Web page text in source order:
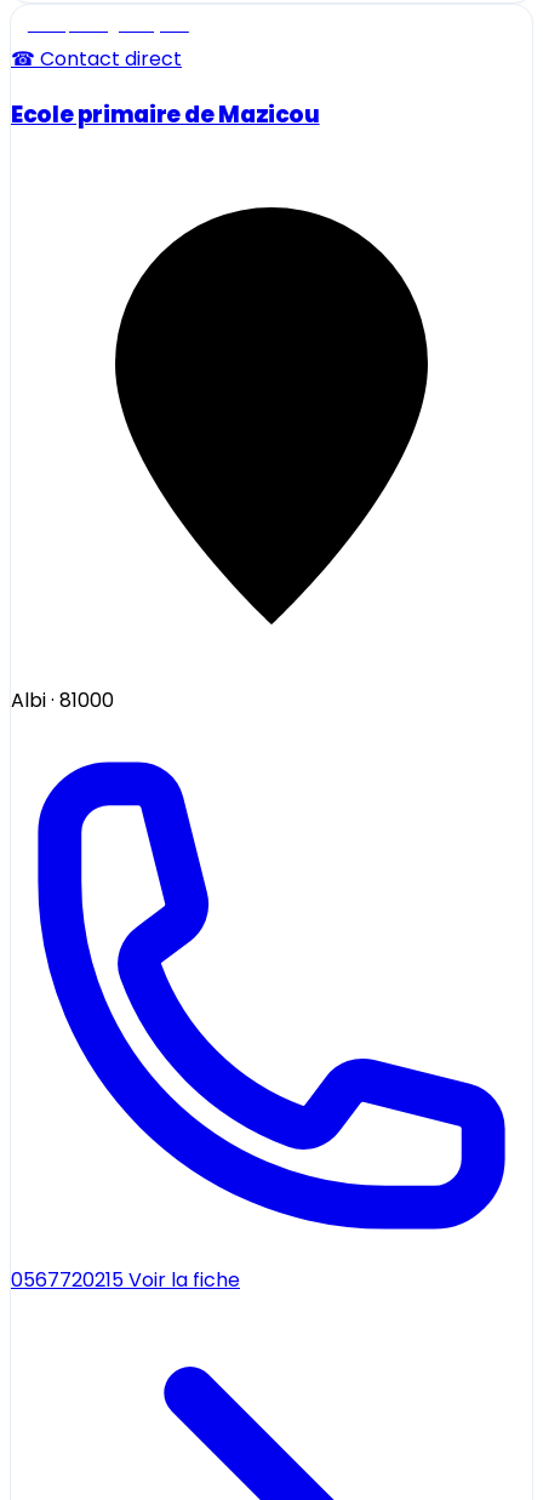
☎ Contact direct
Ecole primaire de Mazicou
Albi· 81000
0567720215Voir la fiche